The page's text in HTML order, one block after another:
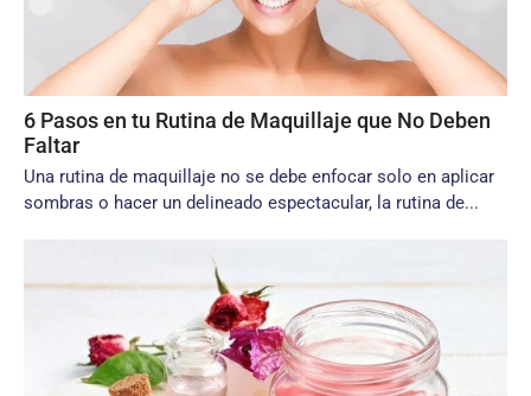
6 Pasos en tu Rutina de Maquillaje que No Deben
Faltar
Una rutina de maquillaje no se debe enfocar solo en aplicar
sombras o hacer un delineado espectacular, la rutina de...